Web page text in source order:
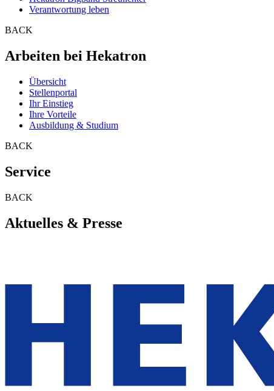
Verantwortung leben
BACK
Arbeiten bei Hekatron
Übersicht
Stellenportal
Ihr Einstieg
Ihre Vorteile
Ausbildung & Studium
BACK
Service
BACK
Aktuelles & Presse